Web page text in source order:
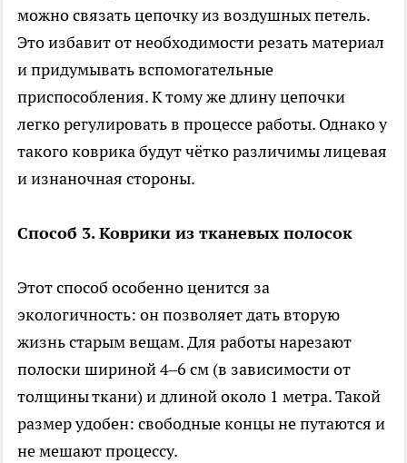
можно связать цепочку из воздушных петель.
Это избавит от необходимости резать материал
и придумывать вспомогательные
приспособления. К тому же длину цепочки
легко регулировать в процессе работы. Однако у
такого коврика будут чётко различимы лицевая
и изнаночная стороны.
Способ 3. Коврики из тканевых полосок
Этот способ особенно ценится за
экологичность: он позволяет дать вторую
жизнь старым вещам. Для работы нарезают
полоски шириной 4–6 см (в зависимости от
толщины ткани) и длиной около 1 метра. Такой
размер удобен: свободные концы не путаются и
не мешают процессу.